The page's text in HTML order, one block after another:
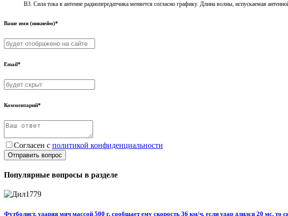
В3. Сила тока в антенне радиопередатчика меняется согласно графику. Длина волны, испускаемая
Ваше имя (никнейм)*
Email*
Комментарий*
Согласен с политикой конфиденциальности
Отправить вопрос
Популярные вопросы в разделе
Футболист, ударяя мяч массой 500 г, сообщает ему скорость 36 км/ч. если удар длился 20 мс, то